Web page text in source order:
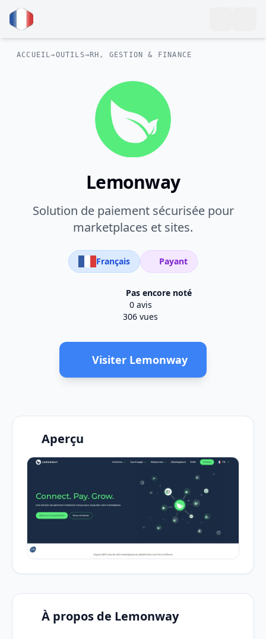
ACCUEIL→OUTILS→ RH, GESTION & FINANCE
Lemonway
Solution de paiement sécurisée pour
marketplaces et sites.
Français Payant
Pas encore noté
0 avis
306 vues
Visiter Lemonway
Aperçu
À propos de Lemonway